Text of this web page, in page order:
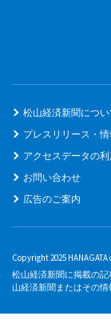
松山経済新聞につい
プレスリリース・
アクセスデータの
お問い合わせ
広告のご案内
Copyright 2025
松山経済新聞に掲載の
山経済新聞またはその情